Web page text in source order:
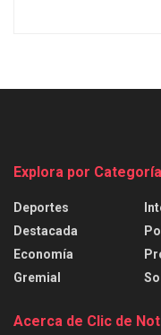
Explora por Categoría
Deportes
Destacada
Economía
Gremial
Acerca de Clic de